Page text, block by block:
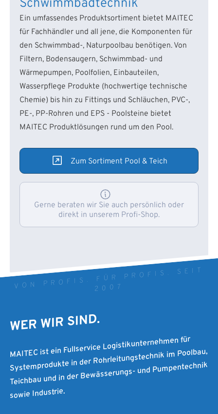
Schwimmbadtechnik
Ein umfassendes Produktsortiment bietet MAITEC
für Fachhändler und all jene, die Komponenten für
den Schwimmbad-, Naturpoolbau benötigen. Von
Filtern, Bodensaugern, Schwimmbad- und
Wärmepumpen, Poolfolien, Einbauteilen,
Wasserpflege Produkte (hochwertige technische
Chemie) bis hin zu Fittings und Schläuchen, PVC-,
PE-, PP-Rohren und EPS - Poolsteine bietet
MAITEC Produktlösungen rund um den Pool.
Zum Sortiment Pool & Teich
Gerne beraten wir Sie auch persönlich oder
direkt in unserem Profi-Shop.
VON PROFIS. FÜR PROFIS. SEIT
2007
WER WIR SIND.
MAITEC ist ein Fullservice Logistikunternehmen für
Systemprodukte in der Rohrleitungstechnik im Poolbau,
Teichbau und in der Bewässerungs- und Pumpentechnik
sowie Industrie.